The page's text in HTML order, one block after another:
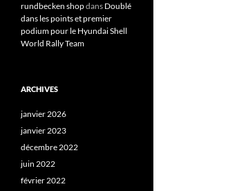
rundbecken shopdans Doublé
dans les points et premier
podium pour le Hyundai Shell
World Rally Team
ARCHIVES
janvier 2026
janvier 2023
décembre 2022
juin 2022
février 2022